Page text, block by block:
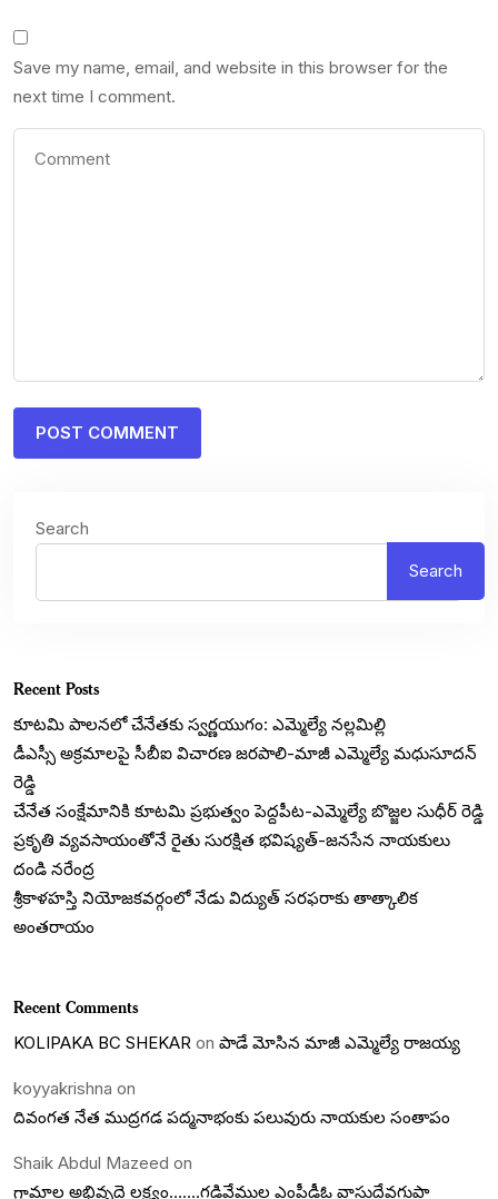
Save my name, email, and website in this browser for the
next time I comment.
Search
Search
Recent Posts
కూటమి పాలనలో చేనేతకు స్వర్ణయుగం: ఎమ్మెల్యే నల్లమిల్లి
డీఎస్సీ అక్రమాలపై సీబీఐ విచారణ జరపాలి-మాజీ ఎమ్మెల్యే మధుసూదన్
రెడ్డి
చేనేత సంక్షేమానికి కూటమి ప్రభుత్వం పెద్దపీట-ఎమ్మెల్యే బొజ్జల సుధీర్ రెడ్డి
ప్రకృతి వ్యవసాయంతోనే రైతు సురక్షిత భవిష్యత్-జనసేన నాయకులు
దండి నరేంద్ర
శ్రీకాళహస్తి నియోజకవర్గంలో నేడు విద్యుత్ సరఫరాకు తాత్కాలిక
అంతరాయం
Recent Comments
KOLIPAKA BC SHEKAR on పాడే మోసిన మాజీ ఎమ్మెల్యే రాజయ్య
koyyakrishna on
దివంగత నేత ముద్రగడ పద్మనాభంకు పలువురు నాయకుల సంతాపం
Shaik Abdul Mazeed on
గ్రామాల అభివృద్దె లక్ష్యం…….గడివేముల ఎంపీడీఓ వాసుదేవగుప్తా